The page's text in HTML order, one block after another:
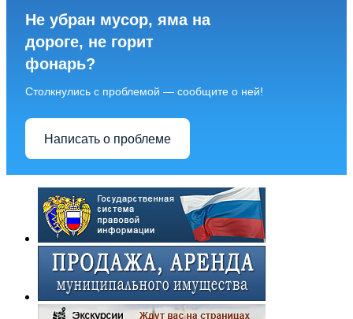
Не убран мусор, яма на
дороге, не горит
фонарь?
Столкнулись с проблемой — сообщите о ней!
Написать о проблеме